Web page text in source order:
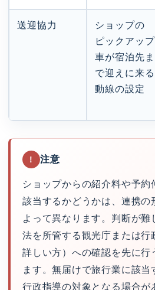
送迎協力
ショップの
ピックアップ
車が宿泊先ま
で迎えに来る
動線の設定
! 注意
ショップからの紹介料や予約
該当するかどうかは、連携の
よって異なります。判断が難
法を所管する観光庁または行
詳しい方）への確認を先に行
ます。無届けで旅行業に該当
行政指導の対象となる場合が